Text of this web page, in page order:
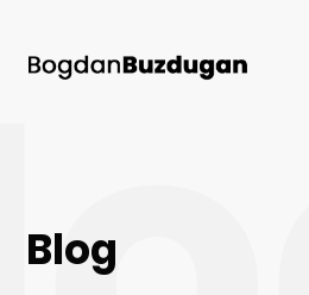
Blog